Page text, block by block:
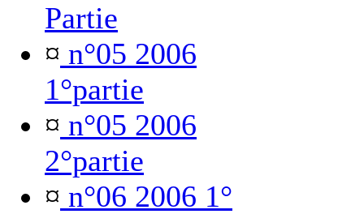
Partie
¤ n°05 2006
1°partie
¤ n°05 2006
2°partie
¤ n°06 2006 1°